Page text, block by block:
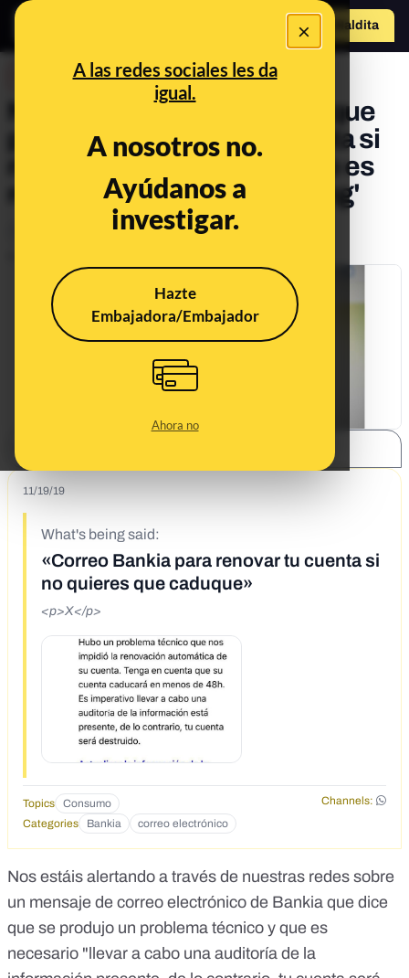
×
A las redes sociales les da
igual.
A nosotros no.
Ayúdanos a
investigar.
Hazte
Embajadora/Embajador
Ahora no
Hazte Maldito
No, este correo de Bankia que
pide que renueves tu cuenta si
no quieres que caduque no es
real: es un caso de 'phishing'
11/19/19
What's being said:
«Correo Bankia para renovar tu cuenta si
no quieres que caduque»
<p>X</p>
Topics Consumo
Channels:
Categories
Bankia correo electrónico
Nos estáis alertando a través de nuestras redes sobre
un mensaje de correo electrónico de Bankia que dice
que se produjo un problema técnico y que es
necesario "llevar a cabo una auditoría de la